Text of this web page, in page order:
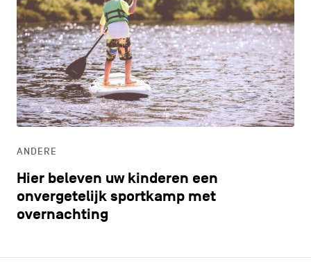
ANDERE
Hier beleven uw kinderen een
onvergetelijk sportkamp met
overnachting